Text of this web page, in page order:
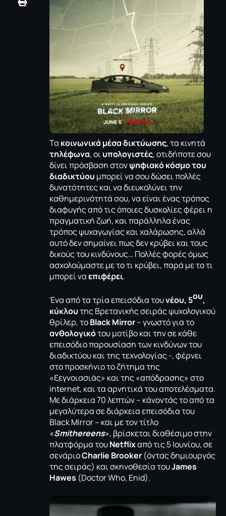
Τα κοινωνικά μέσα δικτύωσης, τα κινητά
τηλέφωνα, οι υπολογιστές, οτιδήποτε σου
δίνει πρόσβαση στονψηφιακό κόσμο του
διαδικτύου μπορεί να σου δώσει πολλές
δυνατότητες και να διευκολύνει την
καθημερινότητά σου, να είναι ένας τρόπος
διαφυγής από τις όποιες δυσκολίες φέρει η
πραγματική ζωή, και παράλληλα ένας
τρόπος ψυχαγωγίας και χαλάρωσης, αλλά
αυτό δεν σημαίνει πως δεν κρύβει και τους
δικούς του κινδύνους… Πολλές φορές όμως
ασχολούμαστε με το τι κρύβει, παρά με το τι
μπορεί ναεπιφέρει.
Ένα από τα τρία επεισόδια τουνέου, 5ου,
κύκλουτης Βρετανικής σειράς ψυχολογικού
θρίλερ, τοBlack Mirror– γνωστό για το
ανθολογικότου μοτίβο και την σε κάθε
επεισόδιο παρουσίαση των κινδύνων του
διαδικτύου και της τεχνολογίας -, φέρνει
στο προσκήνιο το ζήτημα της
«ξεγνοιασιάς» και της «απόδρασης» στο
internet, και τα αρνητικά του αποτελέσματα.
Με διάρκεια 70 λεπτών – κάνοντάς το από τα
μεγαλύτερα σε διάρκεια επεισόδια του
Black Mirror – και με τον τίτλο
«Smithereens», βρίσκεται διαθέσιμο στην
πλατφόρμα τουNetflixαπό τις 5 Ιουνίου, σε
σενάριοCharlie Brooker (όντας δημιουργός
της σειράς) και σκηνοθεσία τουJames
Hawes (Doctor Who, Enid).